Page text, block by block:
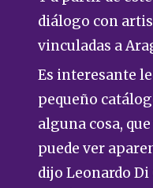
diálogo con
vinculadas a
Es interesante
pequeño
alguna cosa,
puede ver
dijo Leonardo Di